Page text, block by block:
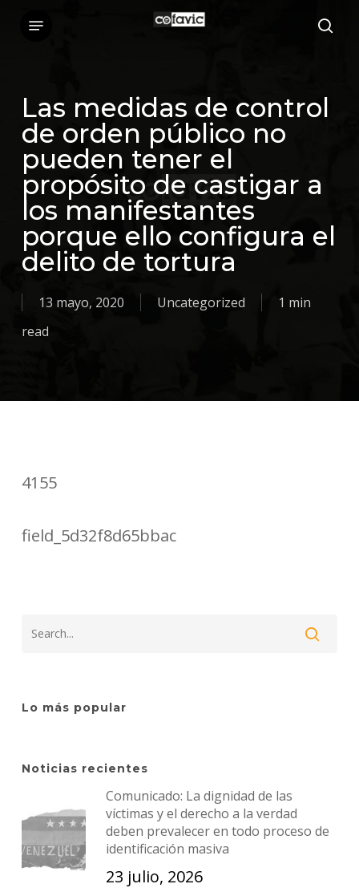
content
Las medidas de control
de orden público no
pueden tener el
propósito de castigar a
los manifestantes
porque ello configura el
delito de tortura
13 mayo, 2020 Uncategorized
1 min
read
4155
field_5d32f8d65bbac
Lo más popular
Noticias recientes
Comunicado: La dignidad de las
víctimas y el derecho a la verdad
deben prevalecer en todo proceso de
identificación masiva
23 julio, 2026